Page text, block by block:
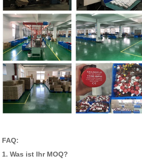
FAQ:
1. Was ist Ihr MOQ?